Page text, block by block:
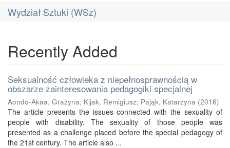
Wydział Sztuki (WSz)
Recently Added
Seksualność człowieka z niepełnosprawnością w
obszarze zainteresowania pedagogiki specjalnej
Aondo-Akaa, Grażyna; Kijak, Remigiusz; Pająk, Katarzyna (2016)
The article presents the issues connected with the sexuality of
people with disability. The sexuality of those people was
presented as a challenge placed before the special pedagogy of
the 21st century. The article also ...